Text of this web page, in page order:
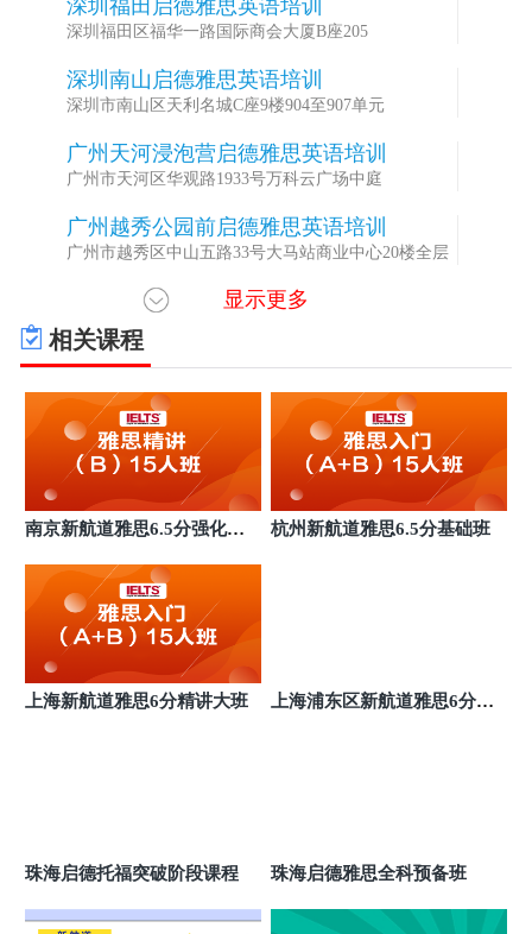
深圳福田启德雅思英语培训
深圳福田区福华一路国际商会大厦B座205
深圳南山启德雅思英语培训
深圳市南山区天利名城C座9楼904至907单元
广州天河浸泡营启德雅思英语培训
广州市天河区华观路1933号万科云广场中庭
广州越秀公园前启德雅思英语培训
广州市越秀区中山五路33号大马站商业中心20楼全层
广州天河兴业启德雅思英语培训
广州天河区天河路101号兴业银行大厦12楼
广州番禺大学城启德雅思英语培训
广州番禺区大学城中六路1号信息枢纽楼(中国电
信)605室
广州番禺启德雅思英语培训
广州番禺区市桥街捷进二路1号 骏和广场五楼504室
9 广州越秀启德雅思英语培训
10 广州天河启德雅思英语培训
广州市天河区五山路1号华晟大厦1/2楼
显示更多
相关课程
南京新航道雅思6.5分强化小
杭州新航道雅思6.5分基础班
上海新航道雅思6分精讲大班
上海浦东区新航道雅思6分班
珠海启德托福突破阶段课程 珠海启德雅思全科预备班